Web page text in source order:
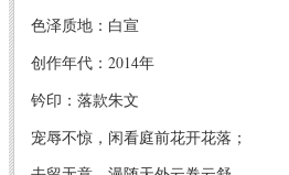
色泽质地：白宣
创作年代：2014年
钤印：落款朱文
宠辱不惊，闲看庭前花开花落；